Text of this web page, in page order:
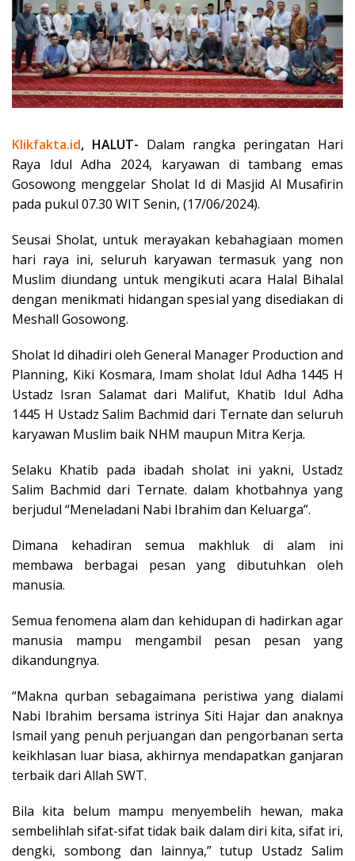
Klikfakta.id, HALUT- Dalam rangka peringatan Hari
Raya Idul Adha 2024, karyawan di tambang emas
Gosowong menggelar Sholat Id di Masjid Al Musafirin
pada pukul 07.30 WIT Senin, (17/06/2024).
Seusai Sholat, untuk merayakan kebahagiaan momen
hari raya ini, seluruh karyawan termasuk yang non
Muslim diundang untuk mengikuti acara Halal Bihalal
dengan menikmati hidangan spesial yang disediakan di
Meshall Gosowong.
Sholat Id dihadiri oleh General Manager Production and
Planning, Kiki Kosmara, Imam sholat Idul Adha 1445 H
Ustadz Isran Salamat dari Malifut, Khatib Idul Adha
1445 H Ustadz Salim Bachmid dari Ternate dan seluruh
karyawan Muslim baik NHM maupun Mitra Kerja.
Selaku Khatib pada ibadah sholat ini yakni, Ustadz
Salim Bachmid dari Ternate. dalam khotbahnya yang
berjudul “Meneladani Nabi Ibrahim dan Keluarga”.
Dimana kehadiran semua makhluk di alam ini
membawa berbagai pesan yang dibutuhkan oleh
manusia.
Semua fenomena alam dan kehidupan di hadirkan agar
manusia mampu mengambil pesan pesan yang
dikandungnya.
“Makna qurban sebagaimana peristiwa yang dialami
Nabi Ibrahim bersama istrinya Siti Hajar dan anaknya
Ismail yang penuh perjuangan dan pengorbanan serta
keikhlasan luar biasa, akhirnya mendapatkan ganjaran
terbaik dari Allah SWT.
Bila kita belum mampu menyembelih hewan, maka
sembelihlah sifat-sifat tidak baik dalam diri kita, sifat iri,
dengki, sombong dan lainnya,” tutup Ustadz Salim